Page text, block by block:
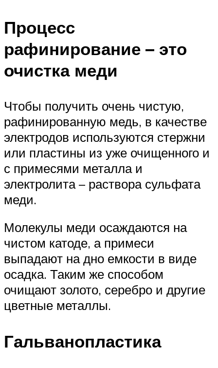
Процесс
рафинирование – это
очистка меди
Чтобы получить очень чистую,
рафинированную медь, в качестве
электродов используются стержни
или пластины из уже очищенного и
с примесями металла и
электролита – раствора сульфата
меди.
Молекулы меди осаждаются на
чистом катоде, а примеси
выпадают на дно емкости в виде
осадка. Таким же способом
очищают золото, серебро и другие
цветные металлы.
Гальванопластика